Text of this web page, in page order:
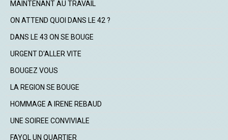
MAINTENANT AU TRAVAIL
ON ATTEND QUOI DANS LE 42 ?
DANS LE 43 ON SE BOUGE
URGENT D'ALLER VITE
BOUGEZ VOUS
LA REGION SE BOUGE
HOMMAGE A IRENE REBAUD
UNE SOIREE CONVIVIALE
FAYOL UN QUARTIER